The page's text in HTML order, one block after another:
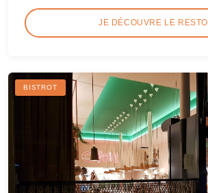
JE DÉCOUVRE LE RESTO
BISTROT